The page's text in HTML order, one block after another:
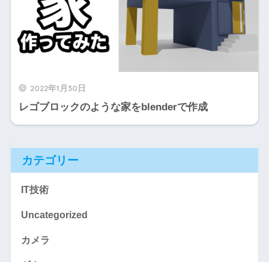
2022年1月30日
レゴブロックのような家をblenderで作成
カテゴリー
IT技術
Uncategorized
カメラ